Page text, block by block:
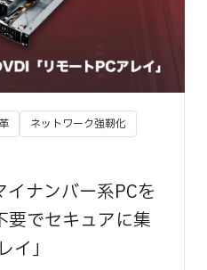
ネットワーク強靭化
ナンバー系PCを
要でセキュアに集
」